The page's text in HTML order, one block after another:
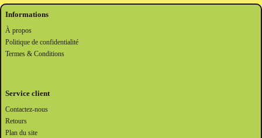
Informations
À propos
Politique de confidentialité
Termes & Conditions
Service client
Contactez-nous
Retours
Plan du site